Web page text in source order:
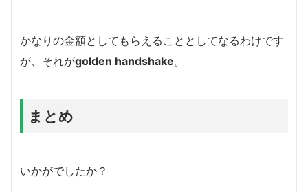
かなりの金額としてもらえることとしてなるわけです
が、それがgolden handshake。
まとめ
いかがでしたか？